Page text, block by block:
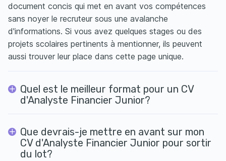
document concis qui met en avant vos compétences
sans noyer le recruteur sous une avalanche
d'informations. Si vous avez quelques stages ou des
projets scolaires pertinents à mentionner, ils peuvent
aussi trouver leur place dans cette page unique.
Quel est le meilleur format pour un CV
d'Analyste Financier Junior?
Que devrais-je mettre en avant sur mon
CV d'Analyste Financier Junior pour sortir
du lot?